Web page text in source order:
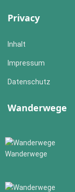
Privacy
Inhalt
Impressum
Datenschutz
Wanderwege
Wanderwege